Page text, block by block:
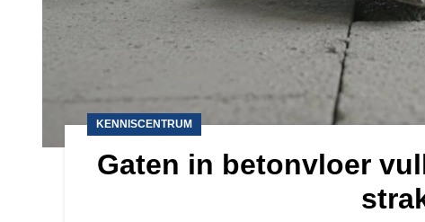
KENNISCENTRUM
Gaten in betonvloer